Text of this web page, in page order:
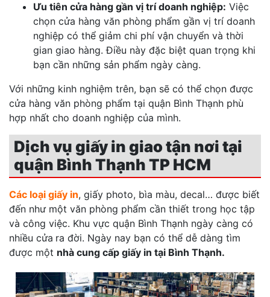
Ưu tiên cửa hàng gần vị trí doanh nghiệp: Việc
chọn cửa hàng văn phòng phẩm gần vị trí doanh
nghiệp có thể giảm chi phí vận chuyển và thời
gian giao hàng. Điều này đặc biệt quan trọng khi
bạn cần những sản phẩm ngày càng.
Với những kinh nghiệm trên, bạn sẽ có thể chọn được
cửa hàng văn phòng phẩm tại quận Bình Thạnh phù
hợp nhất cho doanh nghiệp của mình.
Dịch vụ giấy in giao tận nơi tại
quận Bình Thạnh TP HCM
Các loại giấy in, giấy photo, bìa màu, decal… được biết
đến như một văn phòng phẩm cần thiết trong học tập
và công việc. Khu vực quận Bình Thạnh ngày càng có
nhiều cửa ra đời. Ngày nay bạn có thể dễ dàng tìm
được một nhà cung cấp giấy in tại Bình Thạnh.